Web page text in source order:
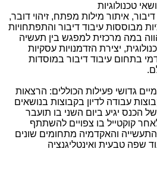
טכנולוגיות
דיבור, איתור מילות מפתח, זיהוי דובר,
מבוססות עיבוד דיבור והתפתחויות
במה מרכזית למפגש בין תעשיה
יצירת הזדמנויות עסקיות
בתחום עיבוד דיבור במוסדות
גדושי פעילות הכוללים: הרצאות
עבודה לדיון בקבוצות בנושאים
הכנס יגיע ביום השני בו תועבר
קוקטייל בו צפויים להשתתף
והאקדמיה מתחומים שונים
שפה טבעית ואינטליגנציה